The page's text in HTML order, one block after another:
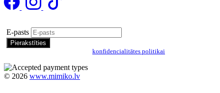
E-pasts
konfidencialitātes politikai
© 2026 www.mimiko.lv